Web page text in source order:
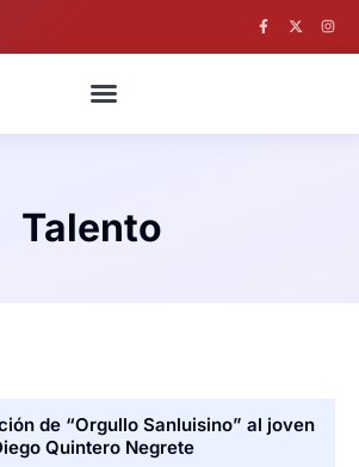
Talento
de “Orgullo Sanluisino” al joven
Quintero Negrete